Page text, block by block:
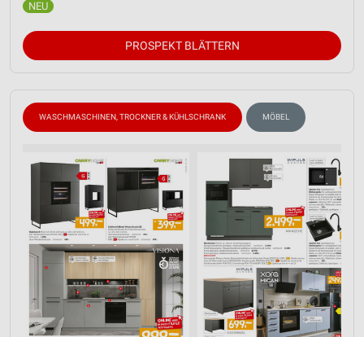
PROSPEKT BLÄTTERN
WASCHMASCHINEN, TROCKNER & KÜHLSCHRANK MÖBEL